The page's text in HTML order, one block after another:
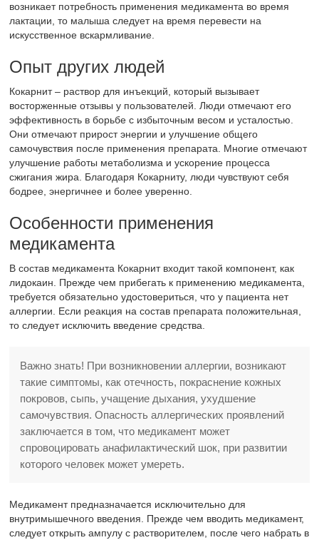
возникает потребность применения медикамента во время
лактации, то малыша следует на время перевести на
искусственное вскармливание.
Опыт других людей
Кокарнит – раствор для инъекций, который вызывает
восторженные отзывы у пользователей. Люди отмечают его
эффективность в борьбе с избыточным весом и усталостью.
Они отмечают прирост энергии и улучшение общего
самочувствия после применения препарата. Многие отмечают
улучшение работы метаболизма и ускорение процесса
сжигания жира. Благодаря Кокарниту, люди чувствуют себя
бодрее, энергичнее и более уверенно.
Особенности применения
медикамента
В состав медикамента Кокарнит входит такой компонент, как
лидокаин. Прежде чем прибегать к применению медикамента,
требуется обязательно удостовериться, что у пациента нет
аллергии. Если реакция на состав препарата положительная,
то следует исключить введение средства.
Важно знать! При возникновении аллергии, возникают
такие симптомы, как отечность, покраснение кожных
покровов, сыпь, учащение дыхания, ухудшение
самочувствия. Опасность аллергических проявлений
заключается в том, что медикамент может
спровоцировать анафилактический шок, при развитии
которого человек может умереть.
Медикамент предназначается исключительно для
внутримышечного введения. Прежде чем вводить медикамент,
следует открыть ампулу с растворителем, после чего набрать в